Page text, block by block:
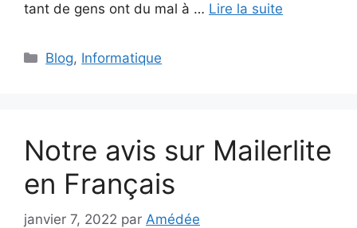
tant de gens ont du mal à … Lire la suite
Catégories
Blog, Informatique
Notre avis sur Mailerlite
en Français
janvier 7, 2022 par Amédée